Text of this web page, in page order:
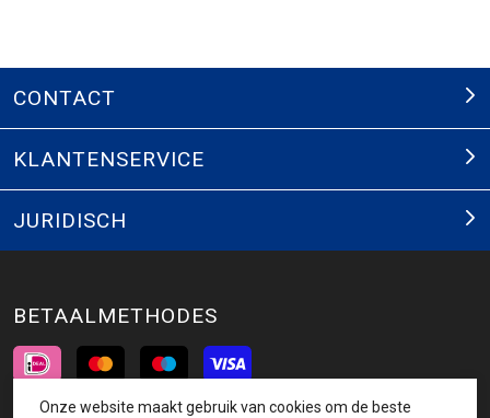
CONTACT
KLANTENSERVICE
JURIDISCH
BETAALMETHODES
Onze website maakt gebruik van cookies om de beste